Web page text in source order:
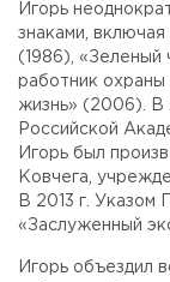
Игорь
знаками,
(1986), «Зеленый
работник
жизнь» (2006). В
Российской
Игорь был
Ковчега,
В 2013 г. Указом
«Заслуженный
Игорь объездил